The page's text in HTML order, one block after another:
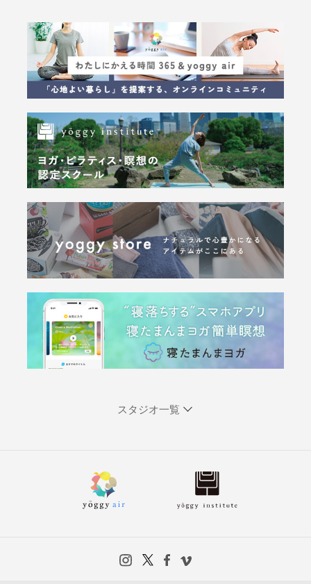
Canadian Reiki Master
アロマテラピーアドバイザー
アーユルヴェーダ セルフアドバイザー
スタジオ一覧